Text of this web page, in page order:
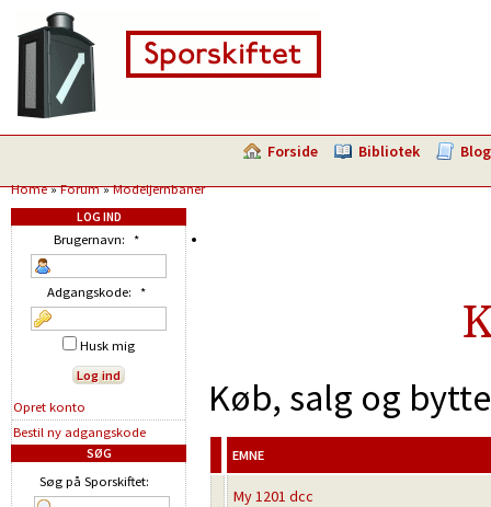
Forside Bibliotek Blog
Home»Forum»Modeljernbaner
Køb, salg og
EMNE
My 1201 dcc
LOG IND
Brugernavn: *
Adgangskode: *
Husk mig
Opret konto
Bestil ny adgangskode
SØG
Søg på Sporskiftet: